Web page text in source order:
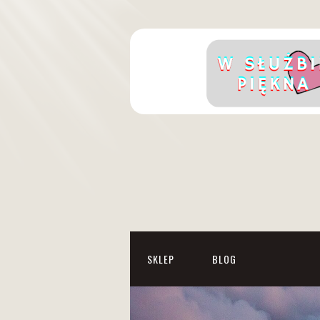
SKLEP BLOG